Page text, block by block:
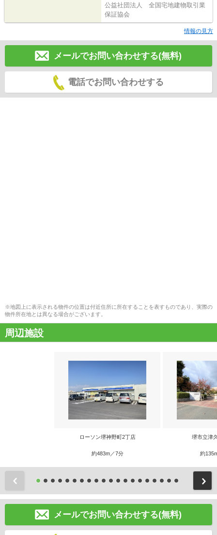
公益社団法人 全国宅地建物取引業
保証協会
情報の見方
メールでお問い合わせする(無料)
電話でお問い合わせする
※地図上に表示される物件の位置は付近住所に所在することを表すものであり、実際の
物件所在地とは異なる場合がございます。
周辺施設
ローソン堺神野町2丁店
約483m／7分
堺市立津
約
メールでお問い合わせする(無料)